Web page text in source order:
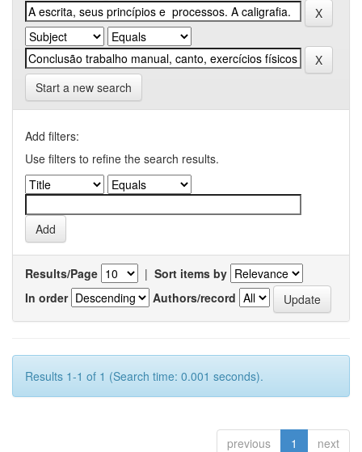
Start a new search
Add filters:
Use filters to refine the search results.
Results/Page | Sort items by
In order
Authors/record
Results 1-1 of 1 (Search time: 0.001 seconds).
previous 1 next